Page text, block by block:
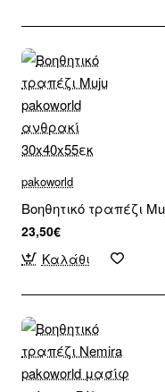
pakoworld
23,50€
Καλάθι